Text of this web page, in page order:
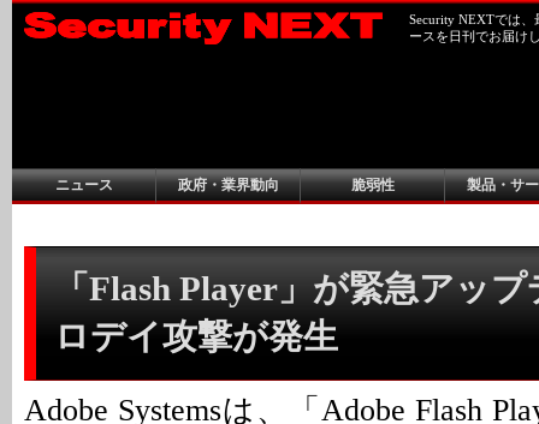
Security NEXTでは
ースを日刊でお届け
ニュース 政府・業界動向 脆弱性 製品・サ
「Flash Player」が緊急アッ
ロデイ攻撃が発生
Adobe Systemsは、「Adobe Flash